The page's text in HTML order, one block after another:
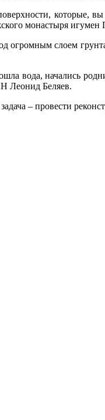
монастыря игумен
огромным слоем
вода, начались
Леонид Беляев.
– провести